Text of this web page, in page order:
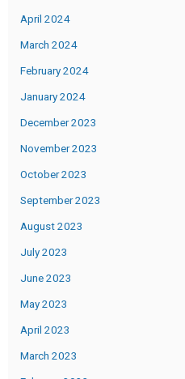
April 2024
March 2024
February 2024
January 2024
December 2023
November 2023
October 2023
September 2023
August 2023
July 2023
June 2023
May 2023
April 2023
March 2023